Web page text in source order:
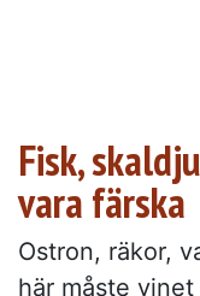
Fisk,
vara färska
Ostron, räkor,
här måste